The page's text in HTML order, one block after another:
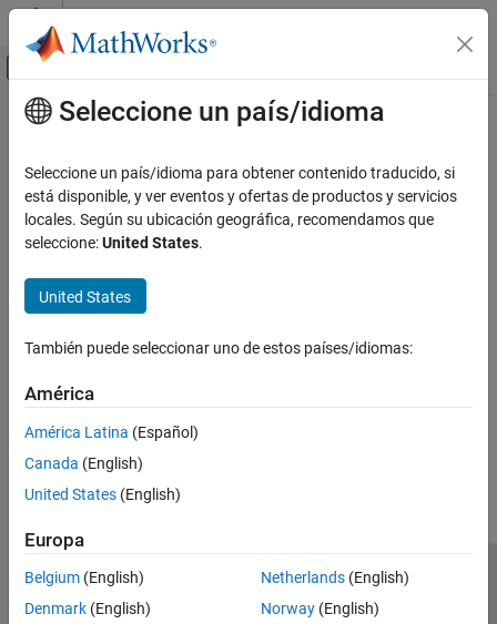
Saltar al contenido
Mostrar/ocultar menú de navegación
Inicio de Documentación
Contenido principal
How useful was this information?
Seleccione un país/idioma
Seleccione un país/idioma para obtener contenido traducido, si
está disponible, y ver eventos y ofertas de productos y servicios
locales. Según su ubicación geográfica, recomendamos que
seleccione:United States.
United States
También puede seleccionar uno de estos países/idiomas:
América
América Latina (Español)
Canada (English)
United States (English)
Europa
Belgium (English)
Denmark (English)
Netherlands(English)
Norway(English)
Centro de confianza
Marcas comerciales
Política de privacidad
Antipiratería
Estado de las aplicaciones